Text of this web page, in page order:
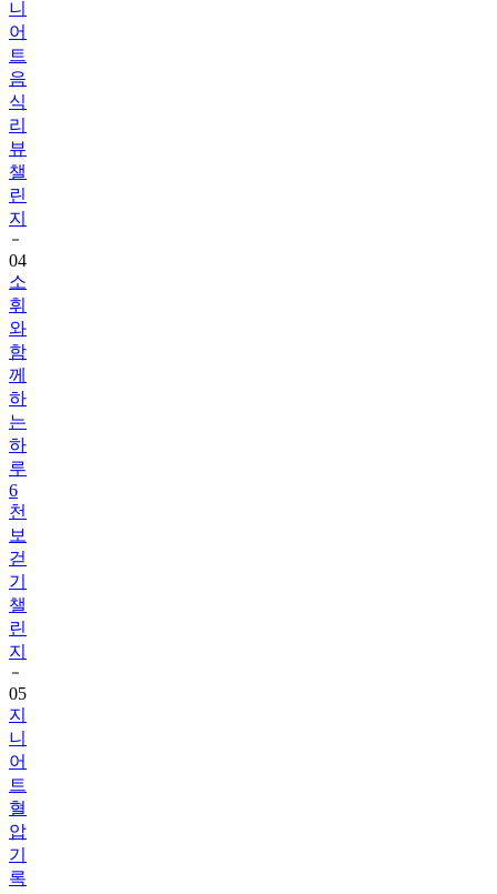
니
어
트
음
식
리
뷰
챌
린
지
04
소
휘
와
함
께
하
는
하
루
6
천
보
걷
기
챌
린
지
05
지
니
어
트
혈
압
기
록